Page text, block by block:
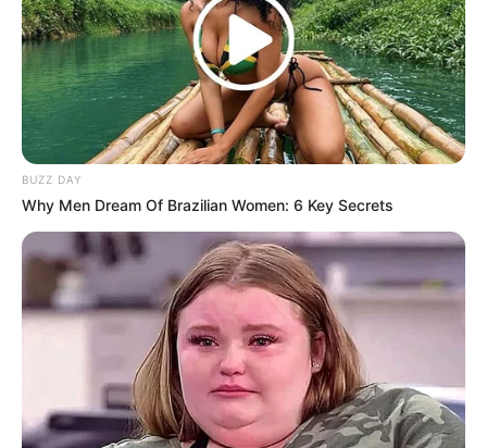
Top 10 Pop Divas - Number 4 May Shock You
BRAINBERRIES
Olena Zelenska's Life Changed Overnight
BUZZ DAY
Why Men Dream Of Brazilian Women: 6 Key Secrets